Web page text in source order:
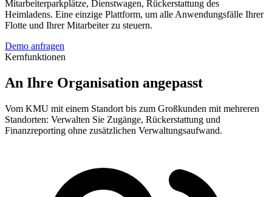
Mitarbeiterparkplätze, Dienstwagen, Rückerstattung des
Heimladens. Eine einzige Plattform, um alle Anwendungsfälle Ihrer
Flotte und Ihrer Mitarbeiter zu steuern.
Demo anfragen
Kernfunktionen
An Ihre Organisation angepasst
Vom KMU mit einem Standort bis zum Großkunden mit mehreren
Standorten: Verwalten Sie Zugänge, Rückerstattung und
Finanzreporting ohne zusätzlichen Verwaltungsaufwand.